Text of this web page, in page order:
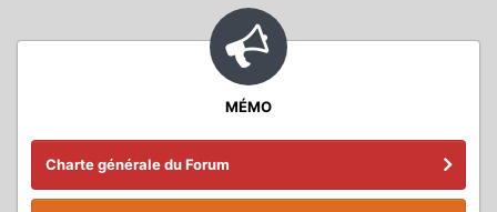
MÉMO
Charte générale du Forum